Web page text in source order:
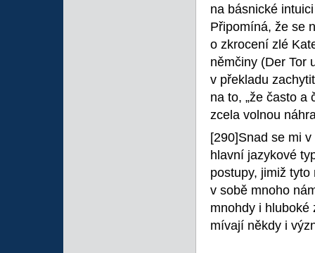
na básnické
Připomíná, že se
o zkrocení zlé
němčiny (Der Tor
v překladu
na to, „že často a
zcela volnou
[290]Snad se mi
hlavní jazykové
postupy, jimiž
v sobě mnoho
mnohdy i hluboké
mívají někdy i